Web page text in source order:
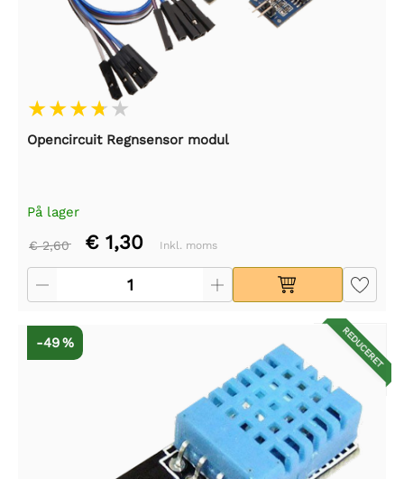
Opencircuit Regnsensor modul
På lager
€ 2,60 € 1,30 Inkl. moms
REDUCERET
-49 %